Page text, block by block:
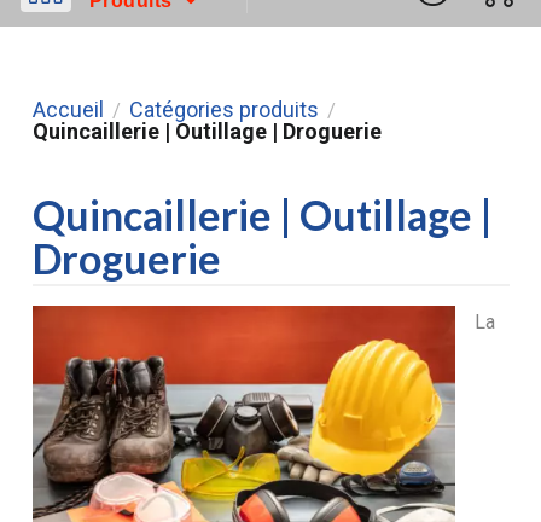
Accueil / Catégories produits /
Quincaillerie | Outillage | Droguerie
Quincaillerie | Outillage |
Droguerie
La